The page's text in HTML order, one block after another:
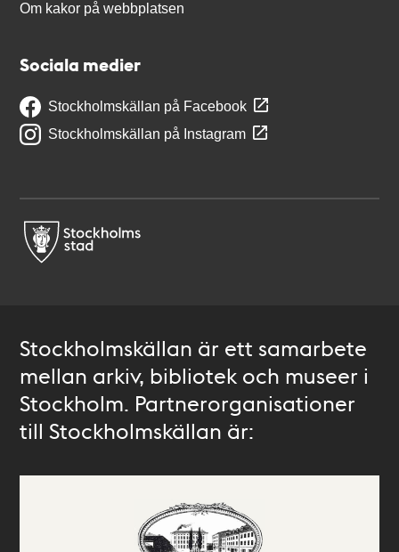
Om kakor på webbplatsen
Sociala medier
Stockholmskällan på Facebook
Stockholmskällan på Instagram
Stockholmskällan är ett samarbete
mellan arkiv, bibliotek och museer i
Stockholm. Partnerorganisationer
till Stockholmskällan är: